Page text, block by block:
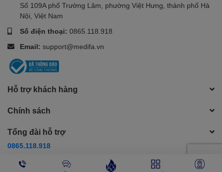
Số 109A phố Trường Lâm, phường Việt Hưng, thành phố Hà
Nội, Việt Nam
Số điện thoại: 0865.118.918
Email: support@medifa.vn
Hỗ trợ khách hàng
Chính sách
Tổng đài hỗ trợ
0865.118.918
Phương thức thanh toán